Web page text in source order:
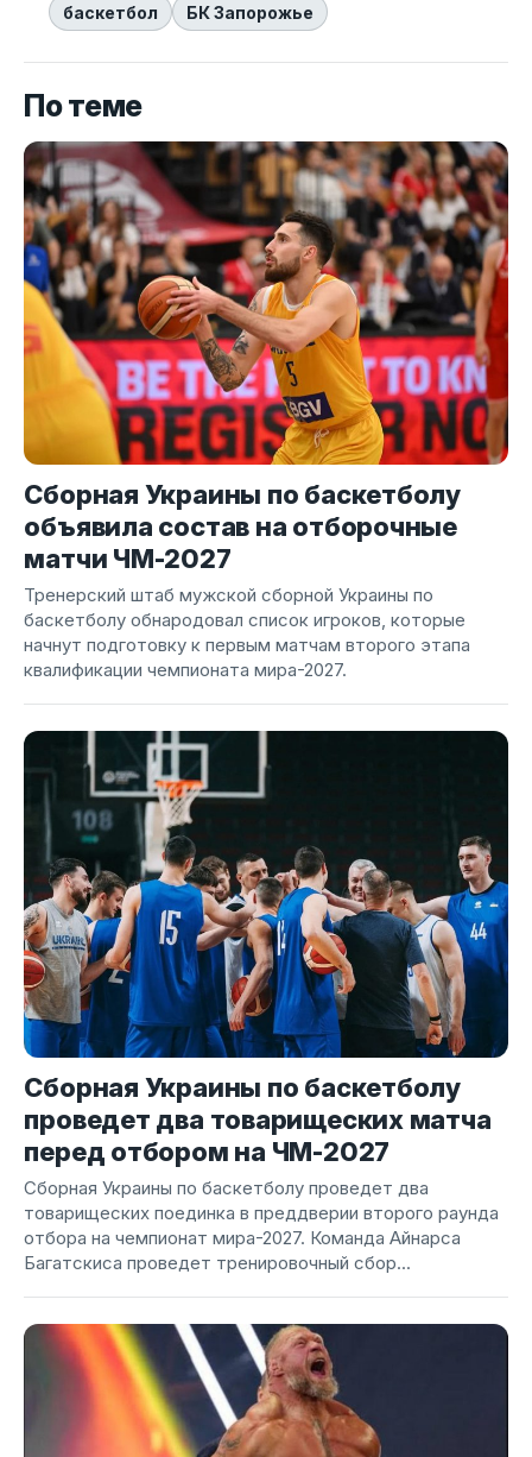
баскетбол БК Запорожье
По теме
Сборная Украины по баскетболу
объявила состав на отборочные
матчи ЧМ-2027
Тренерский штаб мужской сборной Украины по
баскетболу обнародовал список игроков, которые
начнут подготовку к первым матчам второго этапа
квалификации чемпионата мира-2027.
Сборная Украины по баскетболу
проведет два товарищеских матча
перед отбором на ЧМ-2027
Сборная Украины по баскетболу проведет два
товарищеских поединка в преддверии второго раунда
отбора на чемпионат мира-2027. Команда Айнарса
Багатскиса проведет тренировочный сбор...